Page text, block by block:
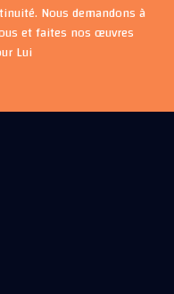
Nous demandons à
et faites nos œuvres
Lui.